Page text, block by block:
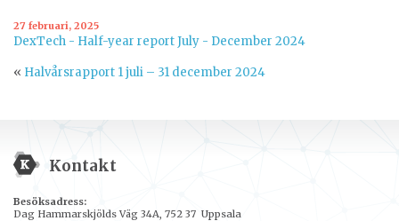
27 februari, 2025
DexTech - Half-year report July - December 2024
« Halvårsrapport 1 juli – 31 december 2024
Kontakt
Besöksadress:
Dag Hammarskjölds Väg 34A, 752 37 Uppsala